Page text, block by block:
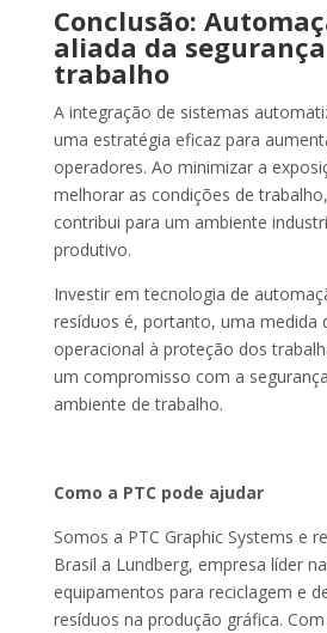
Conclusão:
aliada da
trabalho
A integração de sistemas
uma estratégia eficaz para
operadores. Ao minimizar a
melhorar as condições de
contribui para um ambiente
produtivo.
Investir em tecnologia de
resíduos é, portanto, uma medida
operacional à proteção dos
um compromisso com a
ambiente de trabalho.
Como a PTC pode ajudar
Somos a PTC Graphic Systems e
Brasil a Lundberg, empresa líder
equipamentos para reciclagem e
resíduos na produção gráfica.